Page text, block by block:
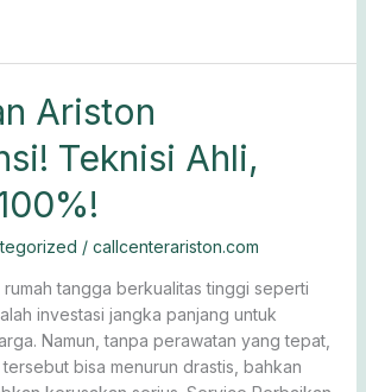
Ariston
Teknisi Ahli,
/ callcenterariston.com
tangga berkualitas tinggi seperti
investasi jangka panjang untuk
Namun, tanpa perawatan yang tepat,
bisa menurun drastis, bahkan